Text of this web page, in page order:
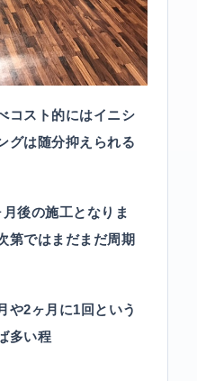
コスト的にはイニシ
グは随分抑えられる
後の施工となりま
第ではまだまだ周期
や2ヶ月に1回という
多い程